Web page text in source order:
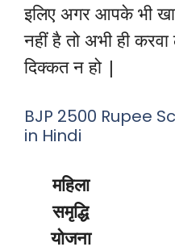
इलिए अगर आपके भी
नहीं है तो अभी ही
दिक्कत न हो |
BJP 2500 Rupee
in Hindi
महिला
समृद्धि
योजना